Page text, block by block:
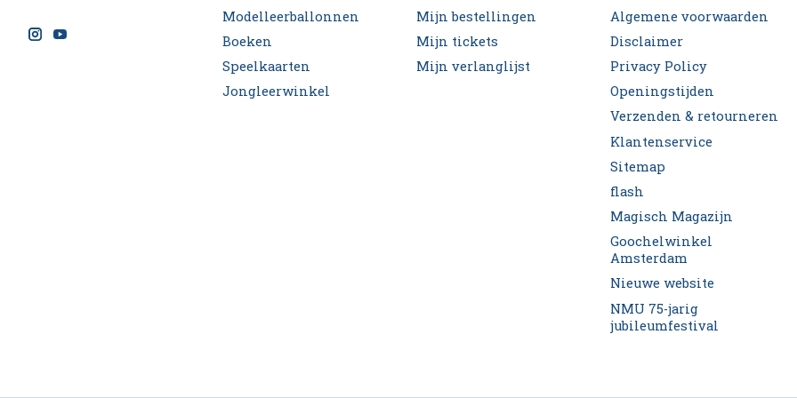
Modelleerballonnen
Boeken
Speelkaarten
Jongleerwinkel
Mijn bestellingen
Mijn tickets
Mijn verlanglijst
Algemene voorwaarden
Disclaimer
Privacy Policy
Openingstijden
Verzenden & retourneren
Klantenservice
Sitemap
flash
Magisch Magazijn
Goochelwinkel
Amsterdam
Nieuwe website
NMU 75-jarig
jubileumfestival